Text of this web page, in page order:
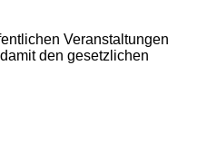
Veranstaltungen
den gesetzlichen